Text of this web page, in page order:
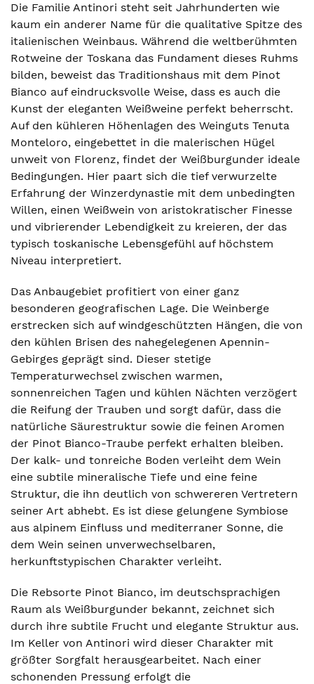
Die Familie Antinori steht seit Jahrhunderten wie
kaum ein anderer Name für die qualitative Spitze des
italienischen Weinbaus. Während die weltberühmten
Rotweine der Toskana das Fundament dieses Ruhms
bilden, beweist das Traditionshaus mit dem Pinot
Bianco auf eindrucksvolle Weise, dass es auch die
Kunst der eleganten Weißweine perfekt beherrscht.
Auf den kühleren Höhenlagen des Weinguts Tenuta
Monteloro, eingebettet in die malerischen Hügel
unweit von Florenz, findet der Weißburgunder ideale
Bedingungen. Hier paart sich die tief verwurzelte
Erfahrung der Winzerdynastie mit dem unbedingten
Willen, einen Weißwein von aristokratischer Finesse
und vibrierender Lebendigkeit zu kreieren, der das
typisch toskanische Lebensgefühl auf höchstem
Niveau interpretiert.
Das Anbaugebiet profitiert von einer ganz
besonderen geografischen Lage. Die Weinberge
erstrecken sich auf windgeschützten Hängen, die von
den kühlen Brisen des nahegelegenen Apennin-
Gebirges geprägt sind. Dieser stetige
Temperaturwechsel zwischen warmen,
sonnenreichen Tagen und kühlen Nächten verzögert
die Reifung der Trauben und sorgt dafür, dass die
natürliche Säurestruktur sowie die feinen Aromen
der Pinot Bianco-Traube perfekt erhalten bleiben.
Der kalk- und tonreiche Boden verleiht dem Wein
eine subtile mineralische Tiefe und eine feine
Struktur, die ihn deutlich von schwereren Vertretern
seiner Art abhebt. Es ist diese gelungene Symbiose
aus alpinem Einfluss und mediterraner Sonne, die
dem Wein seinen unverwechselbaren,
herkunftstypischen Charakter verleiht.
Die Rebsorte Pinot Bianco, im deutschsprachigen
Raum als Weißburgunder bekannt, zeichnet sich
durch ihre subtile Frucht und elegante Struktur aus.
Im Keller von Antinori wird dieser Charakter mit
größter Sorgfalt herausgearbeitet. Nach einer
schonenden Pressung erfolgt die